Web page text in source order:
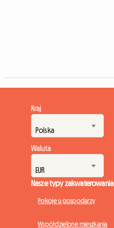
Kraj
Waluta
Nasze typy zakwaterowania
Pokoje u gospodarzy
Współdzielone mieszkania